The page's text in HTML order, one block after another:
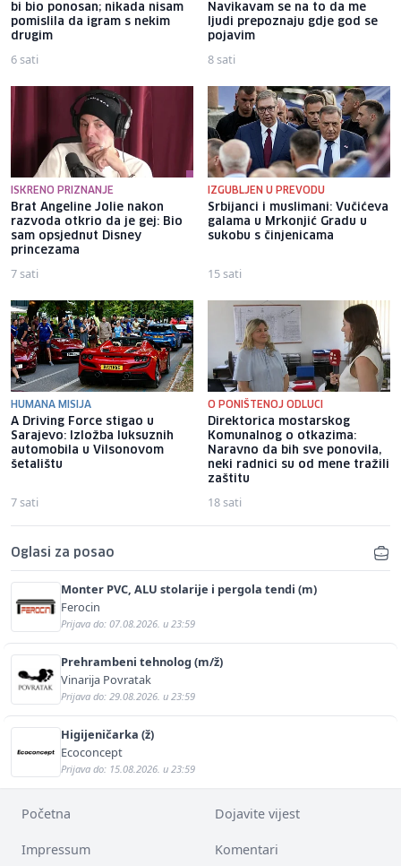
bi bio ponosan; nikada nisam
pomislila da igram s nekim
drugim
6 sati
Navikavam se na to da me
ljudi prepoznaju gdje god se
pojavim
8 sati
ISKRENO PRIZNANJE
Brat Angeline Jolie nakon
razvoda otkrio da je gej: Bio
sam opsjednut Disney
princezama
7 sati
IZGUBLJEN U PREVODU
Srbijanci i muslimani: Vučićeva
galama u Mrkonjić Gradu u
sukobu s činjenicama
15 sati
HUMANA MISIJA
A Driving Force stigao u
Sarajevo: Izložba luksuznih
automobila u Vilsonovom
šetalištu
7 sati
O PONIŠTENOJ ODLUCI
Direktorica mostarskog
Komunalnog o otkazima:
Naravno da bih sve ponovila,
neki radnici su od mene tražili
zaštitu
18 sati
Oglasi za posao
Monter PVC, ALU stolarije i pergola tendi (m)
Ferocin
Prijava do: 07.08.2026. u 23:59
Prehrambeni tehnolog (m/ž)
Vinarija Povratak
Prijava do: 29.08.2026. u 23:59
Higijeničarka (ž)
Ecoconcept
Prijava do: 15.08.2026. u 23:59
Početna Dojavite vijest
Impressum Komentari